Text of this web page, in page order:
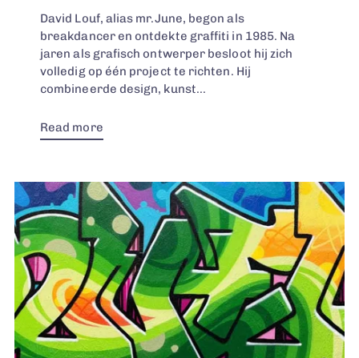
David Louf, alias mr.June, begon als
breakdancer en ontdekte graffiti in 1985. Na
jaren als grafisch ontwerper besloot hij zich
volledig op één project te richten. Hij
combineerde design, kunst...
Read more